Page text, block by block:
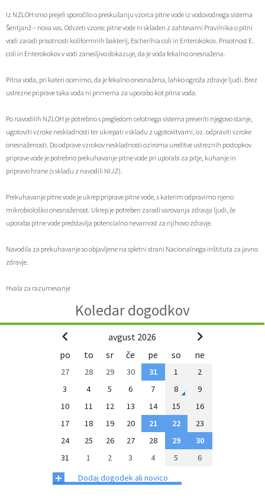
Iz NZLOH smo prejeli sporočilo o preskušanju vzorca pitne vode iz vodovodnega sistema
Šentjanž – nova vas. Odvzeti vzorec pitne vode ni skladen z zahtevami Pravilnika o pitni
vodi zaradi prisotnosti koliformnih bakterij, Escherihia coli in Enterokokov. Prisotnost E.
coli in Enterokokov v vodi zanesljivo dokazuje, da je voda fekalno onesnažena.
Pitna voda, pri kateri ocenimo, da je fekalno onesnažena, lahko ogroža zdravje ljudi. Brez
ustrezne priprave taka voda ni primerna za uporabo kot pitna voda.
Po navodilih NZLOH je potrebno s pregledom celotnega sistema preveriti njegovo stanje,
ugotoviti vzroke neskladnosti ter ukrepati v skladu z ugotovitvami, oz. odpraviti vzroke
onesnaženosti. Do odprave vzrokov neskladnosti oziroma ureditve ustreznih postopkov
priprave vode je potrebno prekuhavanje pitne vode pri uporabi za pitje, kuhanje in
pripravo hrane (s skladu z navodili NIJZ).
Prekuhavanje pitne vode je ukrep priprave pitne vode, s katerim odpravimo njeno
mikrobiološko onesnaženost. Ukrep je potreben zaradi varovanja zdravja ljudi, če
uporaba pitne vode predstavlja potencialno nevarnost za njihovo zdravje.
Navodila za prekuhavanje so objavljene na spletni strani Nacionalnega inštituta za javno
zdravje.
Hvala za razumevanje
Koledar dogodkov
avgust 2026
po
to sr če pe so ne
27 28 29 30 31 1
2
3
4 5 6 7 8
9
10
11 12 13 14 15
16
17
18 19 20 21 22
23
24
25 26 27 28 29
30
31
1 2 3 4 5 6
+ Dodaj dogodek ali novico
Zaščita prijaviteljev
Katalog informacij javnega značaja
Fotogalerija
Uradne ure
Svet za preventivo in vzgojo v cestnem prometu
Sosvet Občine Dravograd in Policijske postaje Dravograd
Svet koroške regije
Javni razpisi in objave
Varuhov kotiček
Lokalne volitve
Strategije Občine Dravograd - Lokalni program za kulturo Občine Dravograd za obdobje 2024–2028
Z mladinskim delom proti prekarnosti mladih – pilotni projekt – DRAVIT DRAVOGRAD
Celostna prometna strategija
Lokalni program za mladino 2023 – 2028
Občinski predpisi
Občinski časopis
Proračun občine
Izleti in poti
3D model
3D predstavitev občine